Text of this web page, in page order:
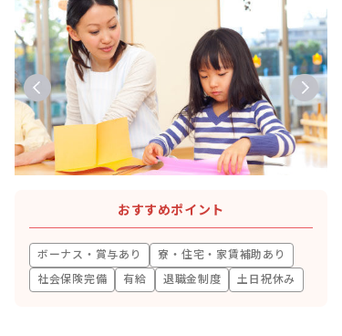
おすすめポイント
ボーナス・賞与あり
寮・住宅・家賃補助あり
社会保険完備
有給 退職金制度 土日祝休み